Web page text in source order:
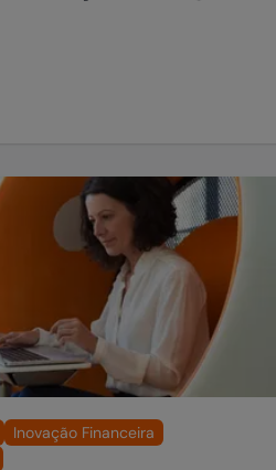
Inovação Financeira